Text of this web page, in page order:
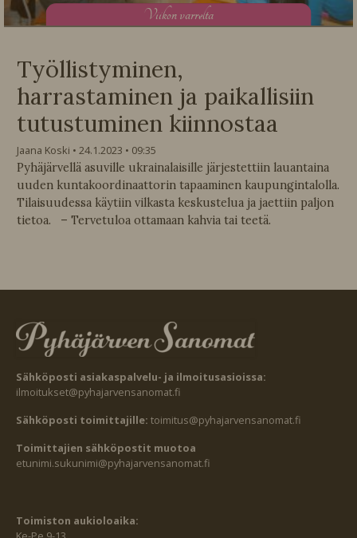
Viikon varrelta
Työllistyminen,
harrastaminen ja paikallisiin
tutustuminen kiinnostaa
Jaana Koski 24.1.2023
09:35
Pyhäjärvellä asuville ukrainalaisille järjestettiin lauantaina
uuden kuntakoordinaattorin tapaaminen kaupungintalolla.
Tilaisuudessa käytiin vilkasta keskustelua ja jaettiin paljon
tietoa. – Tervetuloa ottamaan kahvia tai teetä.
Sähköposti asiakaspalvelu- ja ilmoitusasioissa:
ilmoitukset@pyhajarvensanomat.fi
Sähköposti toimittajille: toimitus@pyhajarvensanomat.fi
Toimittajien sähköpostit muotoa
etunimi.sukunimi@pyhajarvensanomat.fi
Toimiston aukioloaika: